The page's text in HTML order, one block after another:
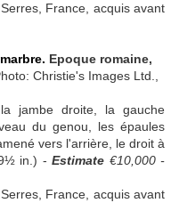
France, acquis avant
Epoque romaine,
Christie's Images Ltd.,
jambe droite, la gauche
du genou, les épaules
vers l'arrière, le droit à
in.) -Estimate €10,000 -
France, acquis avant